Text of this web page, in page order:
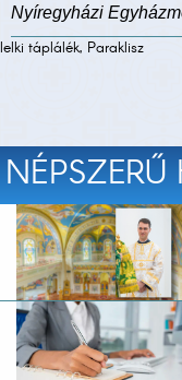
Nyíregyházi
lelki táplálék, Paraklisz
NÉPSZERŰ